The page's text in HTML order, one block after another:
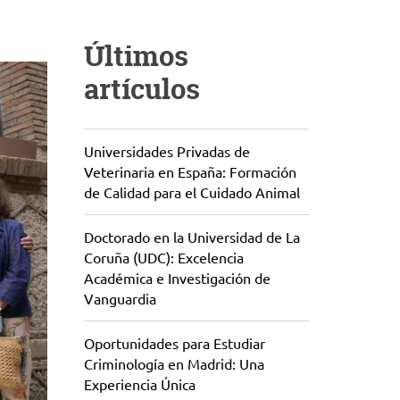
Últimos
artículos
Universidades Privadas de
Veterinaria en España: Formación
de Calidad para el Cuidado Animal
Doctorado en la Universidad de La
Coruña (UDC): Excelencia
Académica e Investigación de
Vanguardia
Oportunidades para Estudiar
Criminología en Madrid: Una
Experiencia Única